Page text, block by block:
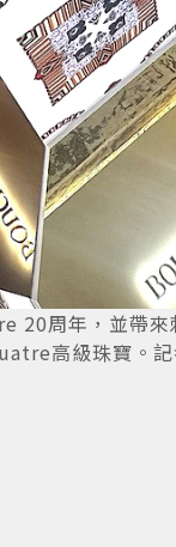
20周年，並帶來
高級珠寶。